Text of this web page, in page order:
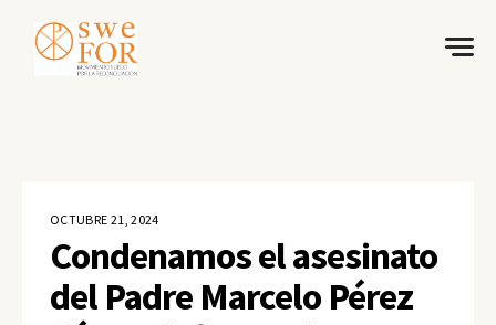
OCTUBRE 21, 2024
Condenamos el asesinato
del Padre Marcelo Pérez